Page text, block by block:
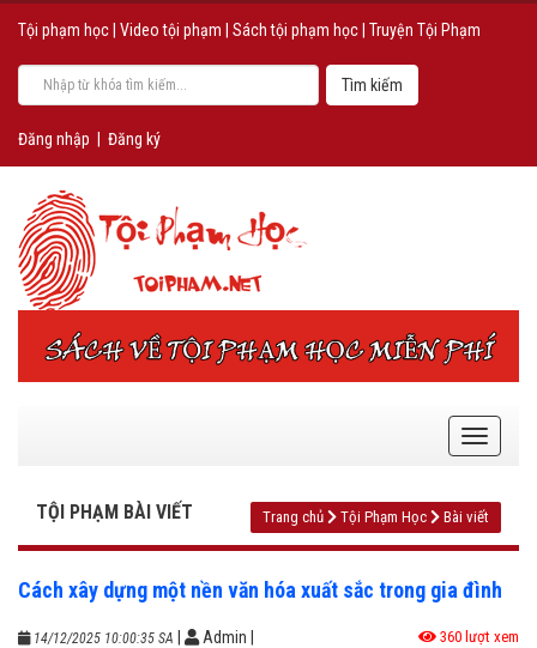
Tội phạm học Video tội phạm Sách tội phạm học Truyện Tội Phạm
Đăng nhập Đăng ký
TỘI PHẠM BÀI VIẾT Trang chủ Tội Phạm Học Bài viết
Cách xây dựng một nền văn hóa xuất sắc trong gia đình
14/12/2025 10:00:35 SA Admin 360 lượt xem